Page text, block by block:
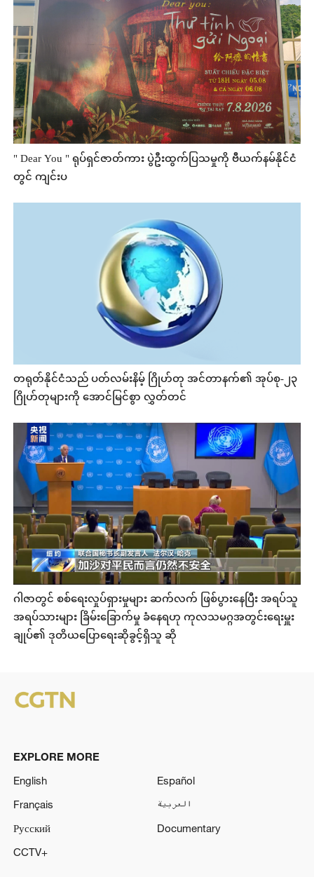
" Dear You " ရုပ်ရှင်ဇာတ်ကား ပွဲဦးထွက်ပြသမှုကို ဗီယက်နမ်နိုင်ငံ
တွင် ကျင်းပ
တရုတ်နိုင်ငံသည် ပတ်လမ်းနိမ့် ဂြိုဟ်တု အင်တာနက်၏ အုပ်စု-၂၃
ဂြိုဟ်တုများကို အောင်မြင်စွာ လွှတ်တင်
ဂါဇာတွင် စစ်ရေးလှုပ်ရှားမှုများ ဆက်လက် ဖြစ်ပွားနေပြီး အရပ်သူ
အရပ်သားများ ခြိမ်းခြောက်မှု ခံနေရဟု ကုလသမဂ္ဂအတွင်းရေးမှူး
ချုပ်၏ ဒုတိယပြောရေးဆိုခွင့်ရှိသူ ဆို
EXPLORE MORE
English
Español
Français
العربية
Русский
Documentary
CCTV+